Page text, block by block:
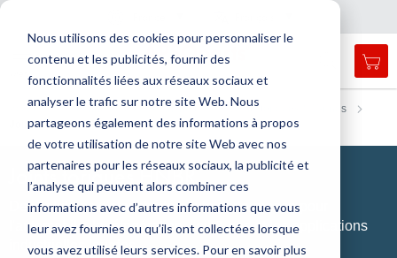
Nous utilisons des cookies pour personnaliser le
contenu et les publicités, fournir des
fonctionnalités liées aux réseaux sociaux et
analyser le trafic sur notre site Web. Nous
partageons également des informations à propos
de votre utilisation de notre site Web avec nos
partenaires pour les réseaux sociaux, la publicité et
l’analyse qui peuvent alors combiner ces
informations avec d’autres informations que vous
leur avez fournies ou qu’ils ont collectées lorsque
vous avez utilisé leurs services. Pour en savoir plus
navigation
Menu
search
Chercher
Accueil Technologie de l'étanchéité
Joints toriques & X-rings
Joints toriques HNBR
Joints toriques HNBR
Des solutions d'étanchéité haute performance pour
l'automobile, la réfrigération, l'oil & gas et les applications
industrielles lourdes.